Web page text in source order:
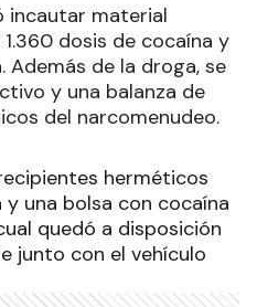
incautar material
dosis de cocaína y
Además de la droga, se
y una balanza de
del narcomenudeo.
herméticos
una bolsa con cocaína
quedó a disposición
junto con el vehículo